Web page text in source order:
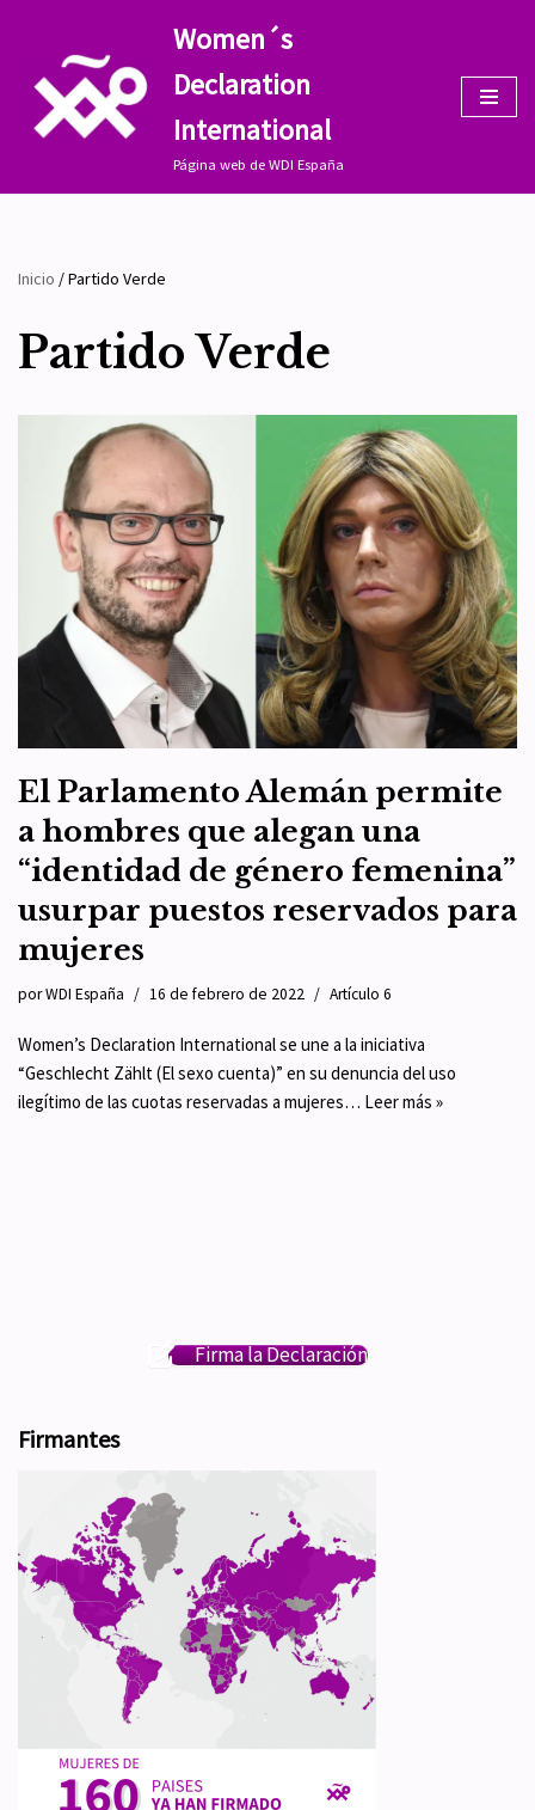
contenido
Women´s
Declaration
International
Página web de WDI España
Inicio /Partido Verde
Partido Verde
El Parlamento Alemán permite
a hombres que alegan una
“identidad de género femenina”
usurpar puestos reservados para
mujeres
porWDI España 16 de febrero de 2022 Artículo 6
Women’s Declaration International se une a la iniciativa
“Geschlecht Zählt (El sexo cuenta)” en su denuncia del uso
ilegítimo de las cuotas reservadas a mujeres… Leer más »
Firma la Declaración
Firmantes